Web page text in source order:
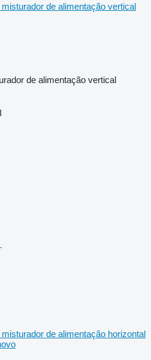
misturador de alimentação vertical
de alimentação vertical
misturador de alimentação horizontal